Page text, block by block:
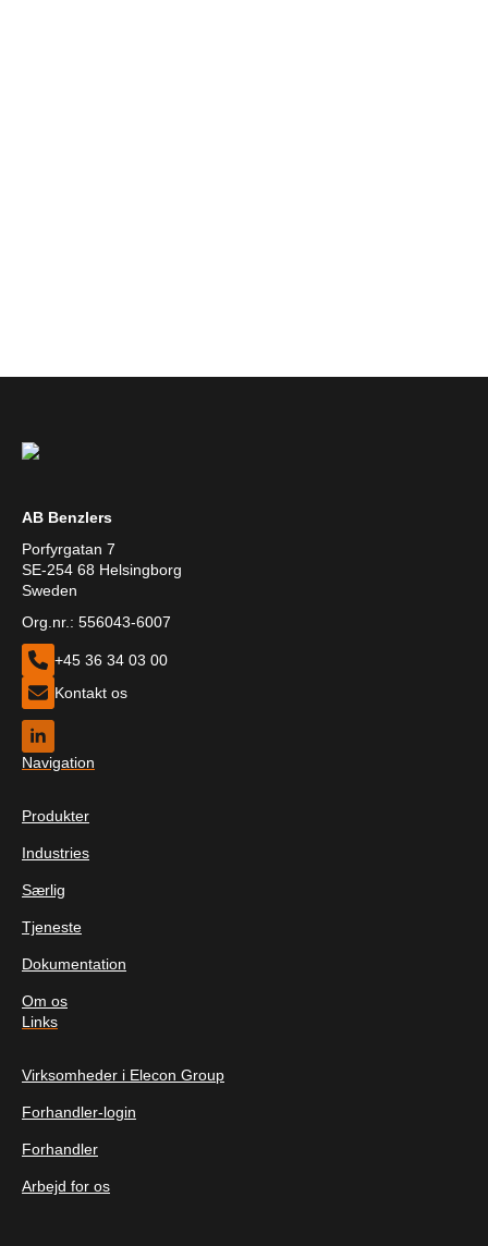
AB Benzlers
Porfyrgatan 7
SE-254 68 Helsingborg
Sweden
Org.nr.: 556043-6007
+45 36 34 03 00
Kontakt os
Navigation
Produkter
Industries
Særlig
Tjeneste
Dokumentation
Om os
Links
Virksomheder i Elecon Group
Forhandler-login
Forhandler
Arbejd for os